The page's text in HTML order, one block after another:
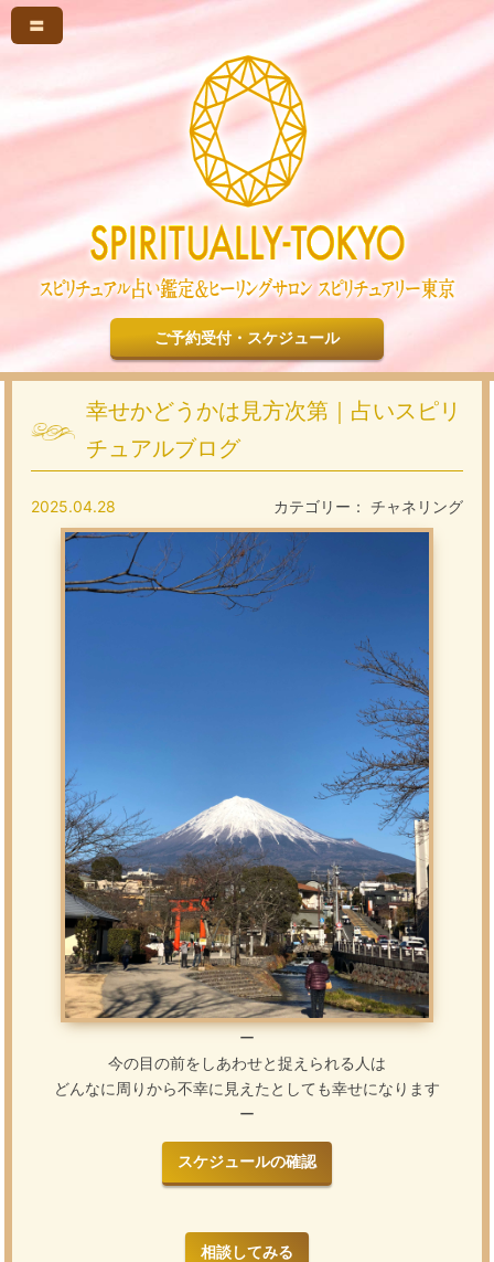
〓
ご予約受付・スケジュール
幸せかどうかは見方次第｜占いスピリ
チュアルブログ
カテゴリー： チャネリング
2025.04.28
ー
今の目の前をしあわせと捉えられる人は
どんなに周りから不幸に見えたとしても幸せになります
ー
スケジュールの確認
相談してみる